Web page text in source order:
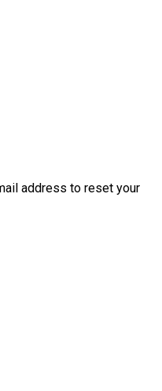
address to reset your